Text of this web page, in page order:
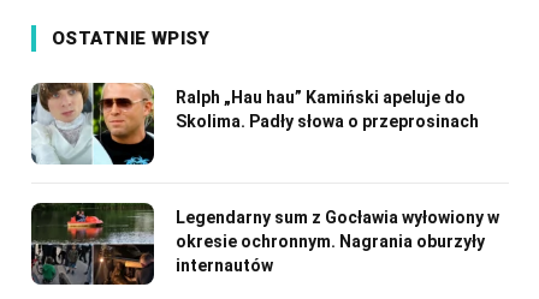
OSTATNIE WPISY
Ralph „Hau hau” Kamiński apeluje do
Skolima. Padły słowa o przeprosinach
Legendarny sum z Gocławia wyłowiony w
okresie ochronnym. Nagrania oburzyły
internautów